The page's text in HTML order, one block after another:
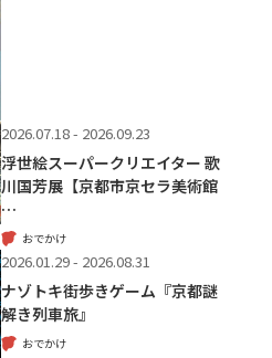
2026.07.18 - 2026.09.23
浮世絵スーパークリエイター 歌
川国芳展【京都市京セラ美術館
…
おでかけ
2026.01.29 - 2026.08.31
ナゾトキ街歩きゲーム『京都謎
解き列車旅』
おでかけ